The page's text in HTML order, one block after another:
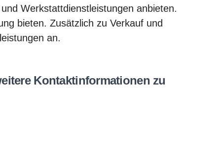
Werkstattdienstleistungen anbieten.
bieten. Zusätzlich zu Verkauf und
an.